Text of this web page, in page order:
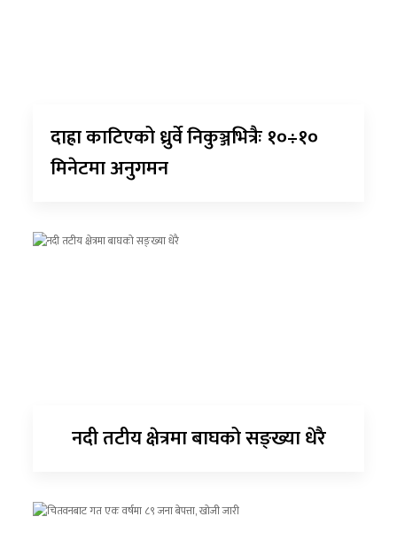
दाह्रा काटिएको ध्रुर्वे निकुञ्जभित्रैः १०÷१०
मिनेटमा अनुगमन
नदी तटीय क्षेत्रमा बाघको सङ्ख्या धेरै